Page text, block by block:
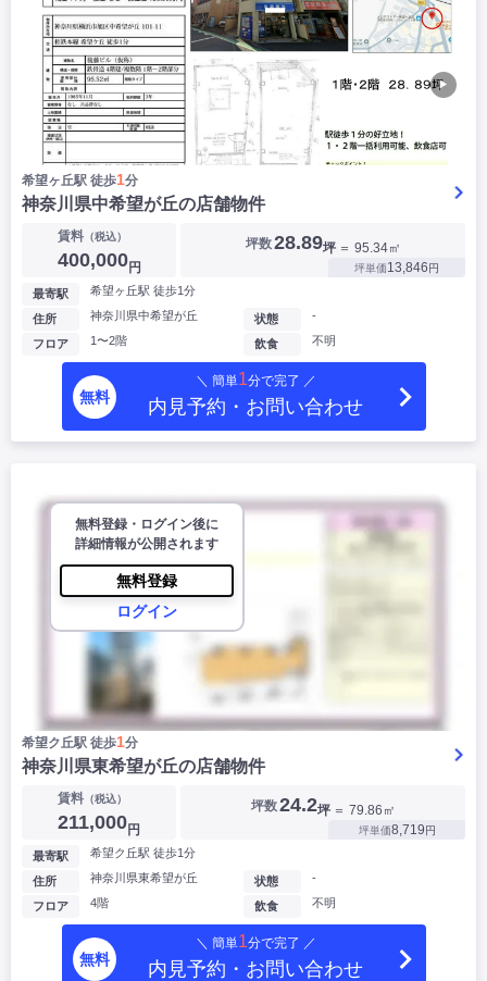
▶
希望ヶ丘駅 徒歩1分
神奈川県中希望が丘の店舗物件
賃料（税込）
400,000円
坪数28.89坪 ＝ 95.34㎡
坪単価13,846円
最寄駅 希望ヶ丘駅 徒歩1分
住所 神奈川県中希望が丘
フロア 1〜2階
状態 -
飲食 不明
無料
＼ 簡単1分で完了 ／
内見予約・お問い合わせ
無料登録・ログイン後に
詳細情報が公開されます
無料登録
ログイン
希望ク丘駅 徒歩1分
神奈川県東希望が丘の店舗物件
賃料 （税込）
211,000円
坪数24.2坪 ＝ 79.86㎡
坪単価8,719円
最寄駅 希望ク丘駅 徒歩1分
住所 神奈川県東希望が丘
フロア 4階
状態 -
飲食 不明
無料
＼ 簡単1分で完了 ／
内見予約・お問い合わせ